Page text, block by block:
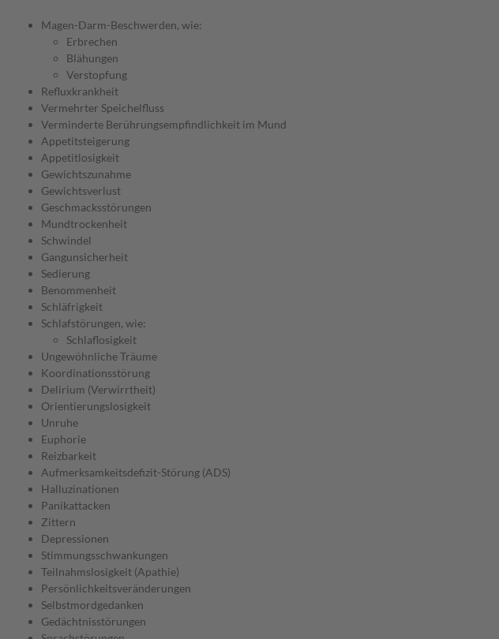
Magen-Darm-Beschwerden, wie:
Erbrechen
Blähungen
Verstopfung
Refluxkrankheit
Vermehrter Speichelfluss
Verminderte Berührungsempfindlichkeit im Mund
Appetitsteigerung
Appetitlosigkeit
Gewichtszunahme
Gewichtsverlust
Geschmacksstörungen
Mundtrockenheit
Schwindel
Gangunsicherheit
Sedierung
Benommenheit
Schläfrigkeit
Schlafstörungen, wie:
Schlaflosigkeit
Ungewöhnliche Träume
Koordinationsstörung
Delirium (Verwirrtheit)
Orientierungslosigkeit
Unruhe
Euphorie
Reizbarkeit
Aufmerksamkeitsdefizit-Störung (ADS)
Halluzinationen
Panikattacken
Zittern
Depressionen
Stimmungsschwankungen
Teilnahmslosigkeit (Apathie)
Persönlichkeitsveränderungen
Selbstmordgedanken
Gedächtnisstörungen